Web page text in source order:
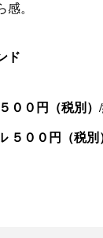
感。
ド
００円（税別）
５００円（税別